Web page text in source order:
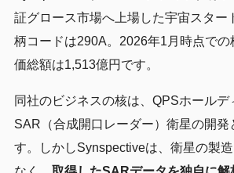
証グロース市場へ上場した宇宙スター
柄コードは290A。2026年1月時点で
価総額は1,513億円です。
同社のビジネスの核は、QPSホールデ
SAR（合成開口レーダー）衛星の開発
す。しかしSynspectiveは、衛星の製